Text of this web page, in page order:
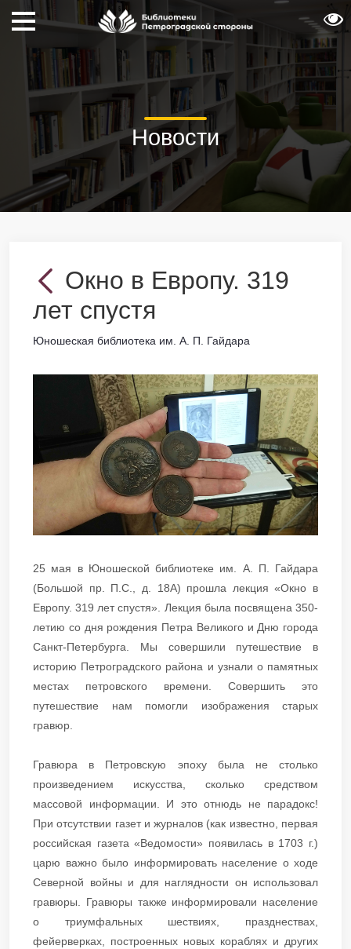
Новости
Окно в Европу. 319
лет спустя
Юношеская библиотека им. А. П. Гайдара
25 мая в Юношеской библиотеке им. А. П. Гайдара
(Большой пр. П.С., д. 18А) прошла лекция «Окно в
Европу. 319 лет спустя». Лекция была посвящена 350-
летию со дня рождения Петра Великого и Дню города
Санкт-Петербурга. Мы совершили путешествие в
историю Петроградского района и узнали о памятных
местах петровского времени. Совершить это
путешествие нам помогли изображения старых
гравюр.
Гравюра в Петровскую эпоху была не столько
произведением искусства, сколько средством
массовой информации. И это отнюдь не парадокс!
При отсутствии газет и журналов (как известно, первая
российская газета «Ведомости» появилась в 1703 г.)
царю важно было информировать население о ходе
Северной войны и для наглядности он использовал
гравюры. Гравюры также информировали население
о триумфальных шествиях, празднествах,
фейерверках, построенных новых кораблях и других